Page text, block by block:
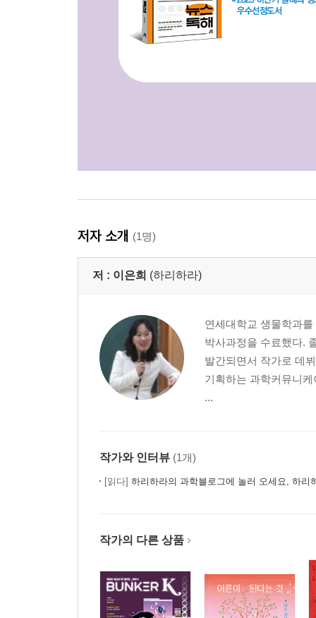
저자 소개 (1명)
저 : 이은희 (하리하라)
연세대학교 생물학과
박사과정을 수료했다.
발간되면서 작가로 데
기획하는 과학커뮤니
...
작가와 인터뷰 (1개)
[읽다] 하리하라의 과학블로그에 놀러 오세요, 하리
작가의 다른 상품